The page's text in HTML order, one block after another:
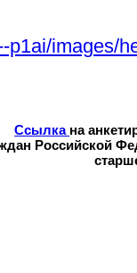
p1ai/images/
Ссылка на
Российской